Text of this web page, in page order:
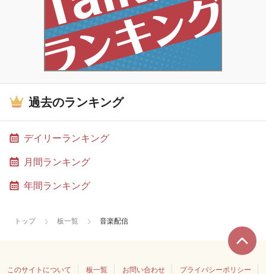
過去のランキング
デイリーランキング
月間ランキング
年間ランキング
トップ 板一覧 音楽配信
このサイトについて 板一覧 お問い合わせ プライバシーポリシー